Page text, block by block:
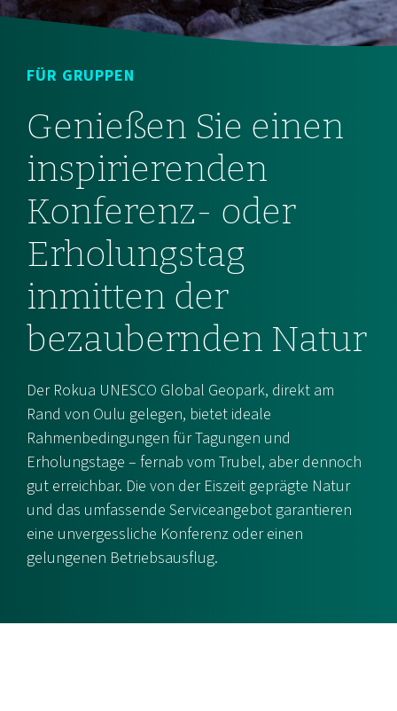
FÜR GRUPPEN
Genießen Sie einen
inspirierenden
Konferenz- oder
Erholungstag
inmitten der
bezaubernden Natur
Der Rokua UNESCO Global Geopark, direkt am
Rand von Oulu gelegen, bietet ideale
Rahmenbedingungen für Tagungen und
Erholungstage – fernab vom Trubel, aber dennoch
gut erreichbar. Die von der Eiszeit geprägte Natur
und das umfassende Serviceangebot garantieren
eine unvergessliche Konferenz oder einen
gelungenen Betriebsausflug.